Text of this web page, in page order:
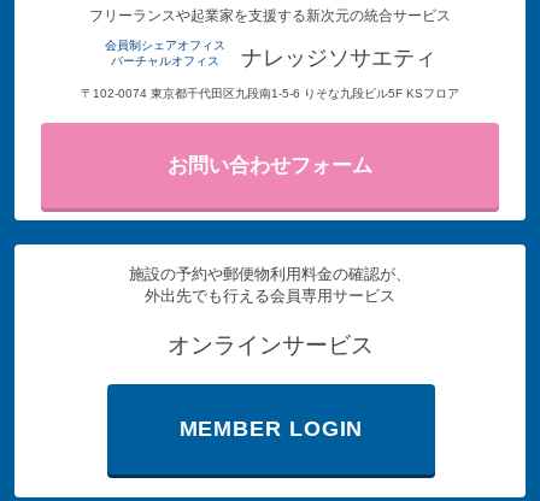
フリーランスや起業家を支援する新次元の統合サービス
会員制シェアオフィス
バーチャルオフィス
ナレッジソサエティ
〒102-0074 東京都千代田区九段南1-5-6 りそな九段ビル5F KSフロア
お問い合わせフォーム
施設の予約や郵便物利用料金の確認が、
外出先でも行える会員専用サービス
オンラインサービス
MEMBER LOGIN